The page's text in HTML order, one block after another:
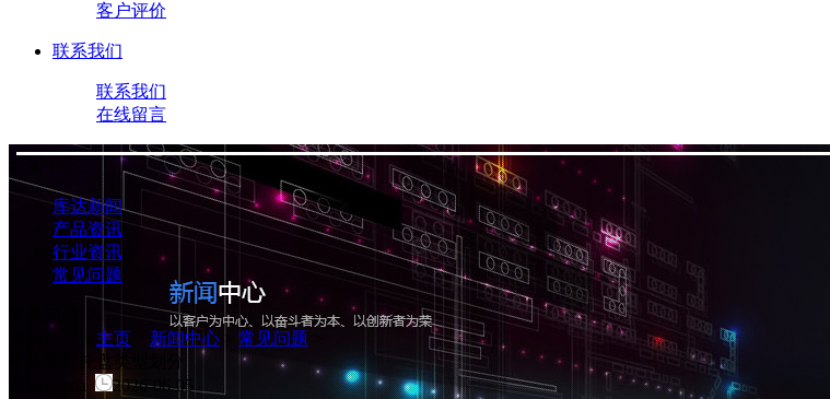
客户评价
联系我们
联系我们
在线留言
库达新闻
产品资讯
行业资讯
常见问题
当前位置： 主页 新闻中心 > 常见问题
平板塑料托盘类型划分
来源: kuda
2026-06-05